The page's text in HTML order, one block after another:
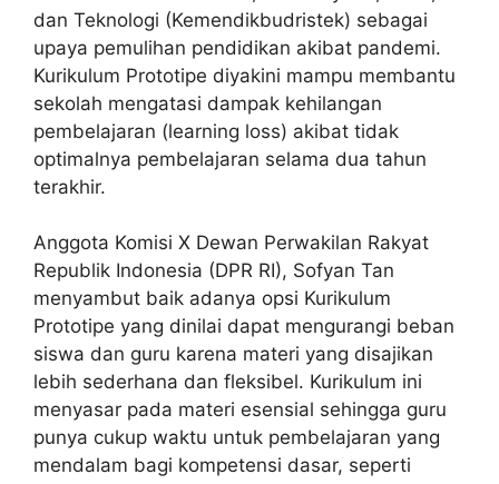
dan Teknologi (Kemendikbudristek) sebagai
upaya pemulihan pendidikan akibat pandemi.
Kurikulum Prototipe diyakini mampu membantu
sekolah mengatasi dampak kehilangan
pembelajaran (learning loss) akibat tidak
optimalnya pembelajaran selama dua tahun
terakhir.
Anggota Komisi X Dewan Perwakilan Rakyat
Republik Indonesia (DPR RI), Sofyan Tan
menyambut baik adanya opsi Kurikulum
Prototipe yang dinilai dapat mengurangi beban
siswa dan guru karena materi yang disajikan
lebih sederhana dan fleksibel. Kurikulum ini
menyasar pada materi esensial sehingga guru
punya cukup waktu untuk pembelajaran yang
mendalam bagi kompetensi dasar, seperti